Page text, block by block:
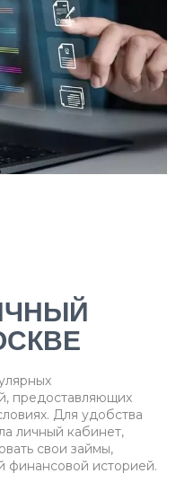
предоставляющих
Для удобства
личный кабинет,
свои займы,
финансовой историей.